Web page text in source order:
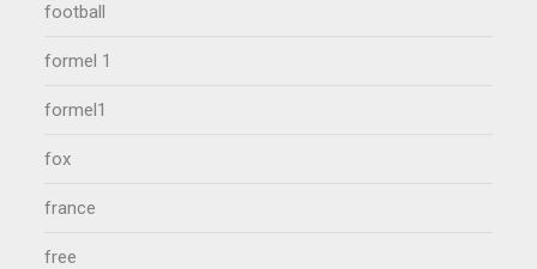
football
formel 1
formel1
fox
france
free